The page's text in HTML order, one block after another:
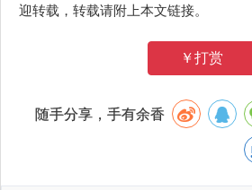
迎转载，转载请附上本文链接。
￥打赏
随手分享，手有余香